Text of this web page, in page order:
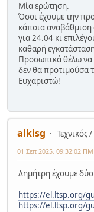
Μία ερώτηση.
Όσοι έχουμε την
κάποια αναβάθμιση
για 24.04 κι
καθαρή
Προσωπικά θέλω να
δεν θα προτιμούσα
Ευχαριστώ!
alkisg
Τεχνικός
01 Σεπ 2025, 09:32:02 ΠΜ
Δημήτρη έχουμε
https://el.ltsp.org/
https://el.ltsp.org/